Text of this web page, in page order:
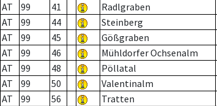
AT
99 41 Radlgraben
AT
99 44 Steinberg
AT
99 45 Gößgraben
AT
99 46 Mühldorfer Ochsenalm
AT
99 48 Pöllatal
AT
99 50 Valentinalm
AT
99 56 Tratten